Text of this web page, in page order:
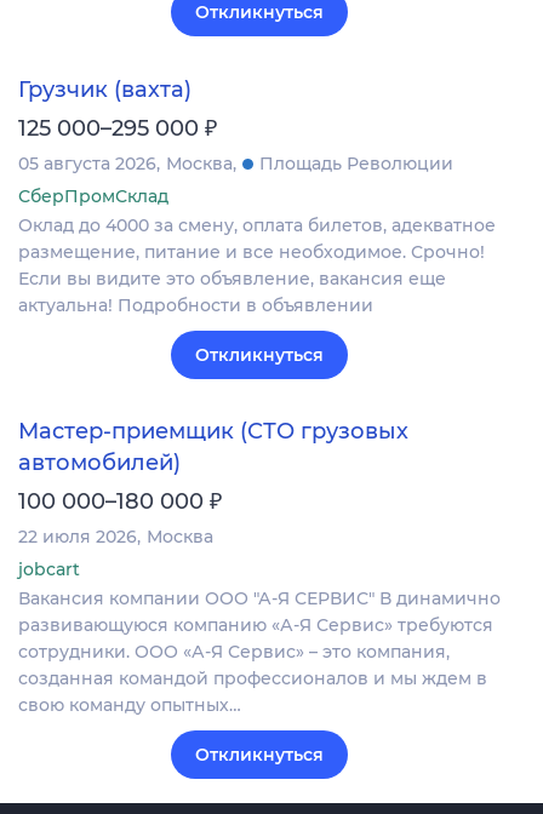
Откликнуться
Грузчик (вахта)
125 000–295 000 ₽
05 августа 2026 Москва
Площадь Революции
СберПромСклад
Оклад до 4000 за смену, оплата билетов, адекватное
размещение, питание и все необходимое. Срочно!
Если вы видите это объявление, вакансия еще
актуальна! Подробности в объявлении
Откликнуться
Мастер-приемщик (СТО грузовых
автомобилей)
100 000–180 000 ₽
22 июля 2026 Москва
jobcart
Вакансия компании ООО "А-Я СЕРВИС" В динамично
развивающуюся компанию «А-Я Сервис» требуются
сотрудники. ООО «А-Я Сервис» – это компания,
созданная командой профессионалов и мы ждем в
свою команду опытных…
Откликнуться